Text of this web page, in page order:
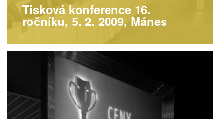
Tisková konference 16.
ročníku, 5. 2. 2009, Mánes